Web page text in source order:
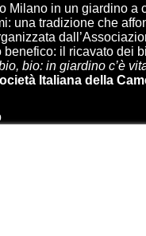
Milano in un giardino
una tradizione che
il ricavato dei
bio: in giardino c’è
Italiana della